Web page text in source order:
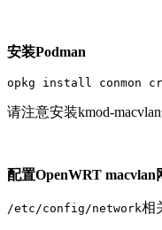
安装Podman
opkg install conmon
请注意安装kmod-
配置OpenWRT macvlan
/etc/config/network相